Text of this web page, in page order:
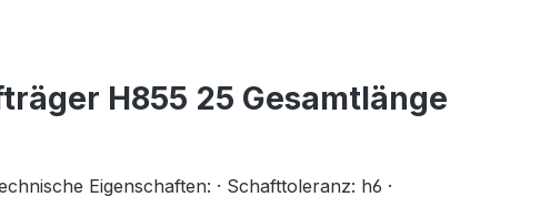
H855 25 Gesamtlänge
Eigenschaften: · Schafttoleranz: h6 ·